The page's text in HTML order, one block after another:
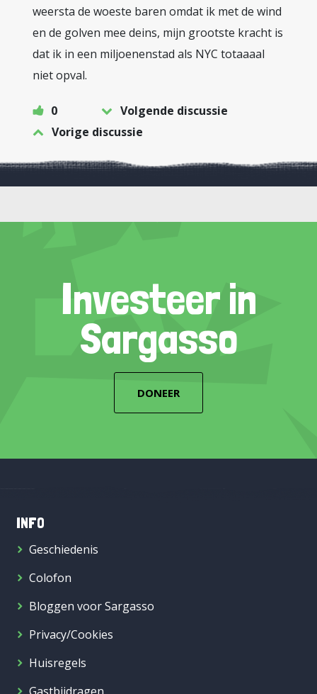
weersta de woeste baren omdat ik met de wind
en de golven mee deins, mijn grootste kracht is
dat ik in een miljoenenstad als NYC totaaaal
niet opval.
0
Volgende discussie
Vorige discussie
Investeer in
Sargasso
DONEER
INFO
Geschiedenis
Colofon
Bloggen voor Sargasso
Privacy/Cookies
Huisregels